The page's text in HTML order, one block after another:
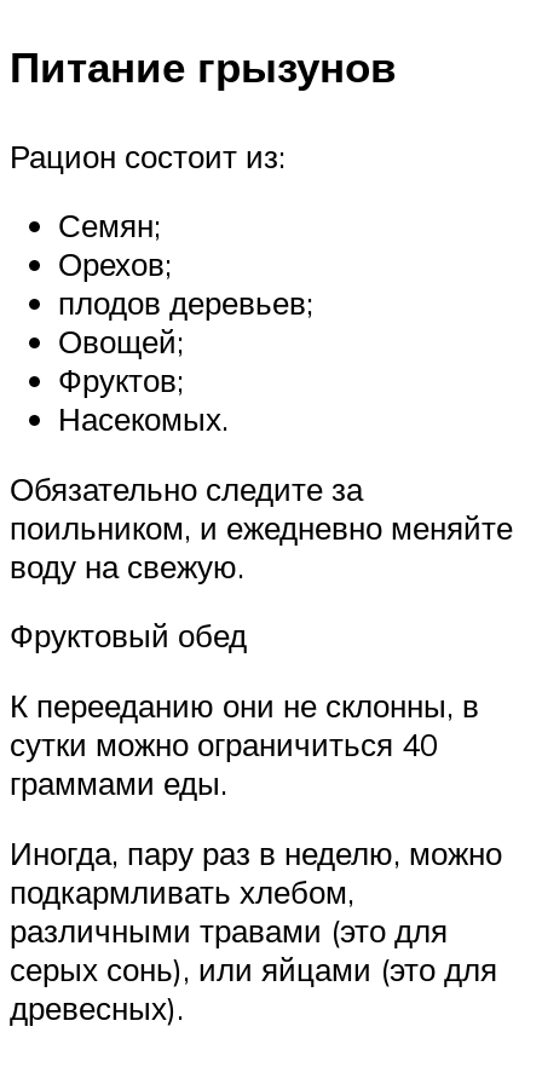
Питание грызунов
Рацион состоит из:
Семян;
Орехов;
плодов деревьев;
Овощей;
Фруктов;
Насекомых.
Обязательно следите за
поильником, и ежедневно меняйте
воду на свежую.
Фруктовый обед
К перееданию они не склонны, в
сутки можно ограничиться 40
граммами еды.
Иногда, пару раз в неделю, можно
подкармливать хлебом,
различными травами (это для
серых сонь), или яйцами (это для
древесных).